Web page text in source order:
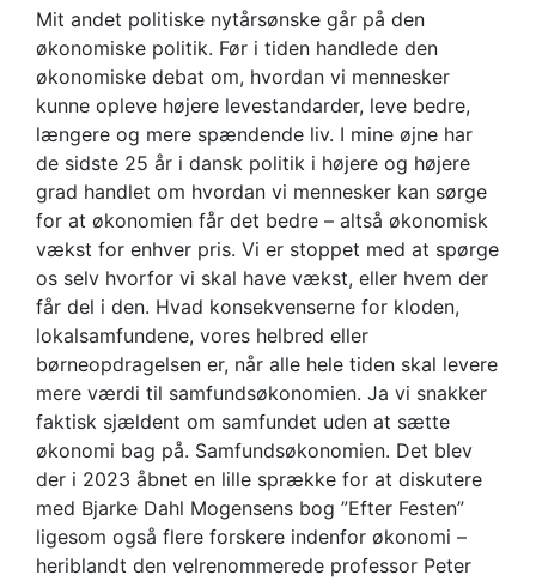
Mit andet politiske nytårsønske går på den
økonomiske politik. Før i tiden handlede den
økonomiske debat om, hvordan vi mennesker
kunne opleve højere levestandarder, leve bedre,
længere og mere spændende liv. I mine øjne har
de sidste 25 år i dansk politik i højere og højere
grad handlet om hvordan vi mennesker kan sørge
for at økonomien får det bedre – altså økonomisk
vækst for enhver pris. Vi er stoppet med at spørge
os selv hvorfor vi skal have vækst, eller hvem der
får del i den. Hvad konsekvenserne for kloden,
lokalsamfundene, vores helbred eller
børneopdragelsen er, når alle hele tiden skal levere
mere værdi til samfundsøkonomien. Ja vi snakker
faktisk sjældent om samfundet uden at sætte
økonomi bag på. Samfundsøkonomien. Det blev
der i 2023 åbnet en lille sprække for at diskutere
med Bjarke Dahl Mogensens bog ”Efter Festen”
ligesom også flere forskere indenfor økonomi –
heriblandt den velrenommerede professor Peter